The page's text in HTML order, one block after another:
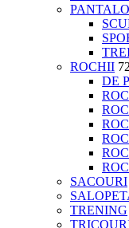
ROCHII
DE
SACOURI
TRENING